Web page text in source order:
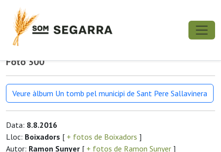
Foto 300
Veure àlbum Un tomb pel municipi de Sant Pere Sallavinera
Data: 8.8.2016
Lloc: Boixadors [ + fotos de Boixadors ]
Autor: Ramon Sunyer [ + fotos de Ramon Sunyer ]